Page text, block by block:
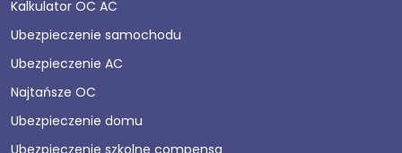
Kalkulator OC AC
Ubezpieczenie samochodu
Ubezpieczenie AC
Najtańsze OC
Ubezpieczenie domu
Ubezpieczenie szkolne compensa